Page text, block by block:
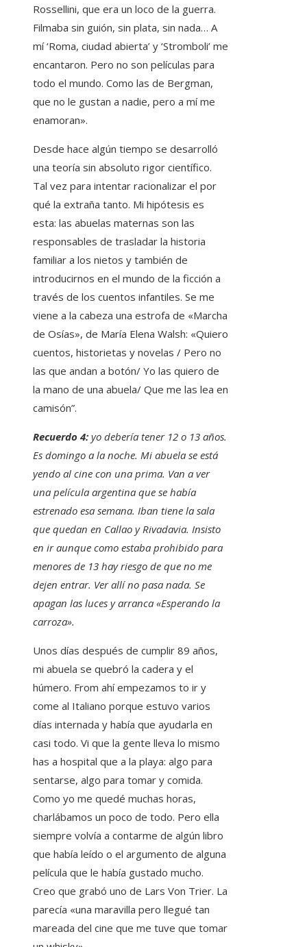
Rossellini, que era un loco de la guerra.
Filmaba sin guión, sin plata, sin nada… A
mí ‘Roma, ciudad abierta’ y ‘Stromboli’ me
encantaron. Pero no son películas para
todo el mundo. Como las de Bergman,
que no le gustan a nadie, pero a mí me
enamoran».
Desde hace algún tiempo se desarrolló
una teoría sin absoluto rigor científico.
Tal vez para intentar racionalizar el por
qué la extraña tanto. Mi hipótesis es
esta: las abuelas maternas son las
responsables de trasladar la historia
familiar a los nietos y también de
introducirnos en el mundo de la ficción a
través de los cuentos infantiles. Se me
viene a la cabeza una estrofa de «Marcha
de Osías», de María Elena Walsh: «Quiero
cuentos, historietas y novelas / Pero no
las que andan a botón/ Yo las quiero de
la mano de una abuela/ Que me las lea en
camisón”.
Recuerdo 4: yo debería tener 12 o 13 años.
Es domingo a la noche. Mi abuela se está
yendo al cine con una prima. Van a ver
una película argentina que se había
estrenado esa semana. Iban tiene la sala
que quedan en Callao y Rivadavia. Insisto
en ir aunque como estaba prohibido para
menores de 13 hay riesgo de que no me
dejen entrar. Ver allí no pasa nada. Se
apagan las luces y arranca «Esperando la
carroza».
Unos días después de cumplir 89 años,
mi abuela se quebró la cadera y el
húmero. From ahí empezamos to ir y
come al Italiano porque estuvo varios
días internada y había que ayudarla en
casi todo. Vi que la gente lleva lo mismo
has a hospital que a la playa: algo para
sentarse, algo para tomar y comida.
Como yo me quedé muchas horas,
charlábamos un poco de todo. Pero ella
siempre volvía a contarme de algún libro
que había leído o el argumento de alguna
película que le había gustado mucho.
Creo que grabó uno de Lars Von Trier. La
parecía «una maravilla pero llegué tan
mareada del cine que me tuve que tomar